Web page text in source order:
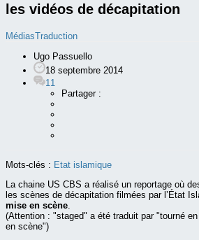
les vidéos de décapitation
MédiasTraduction
Ugo Passuello
18 septembre 2014
11
Partager :
Mots-clés : Etat islamique
La chaine US CBS a réalisé un reportage où
les scènes de décapitation filmées par l’État
mise en scène.
(Attention : "staged" a été traduit par "tourné
en scène")